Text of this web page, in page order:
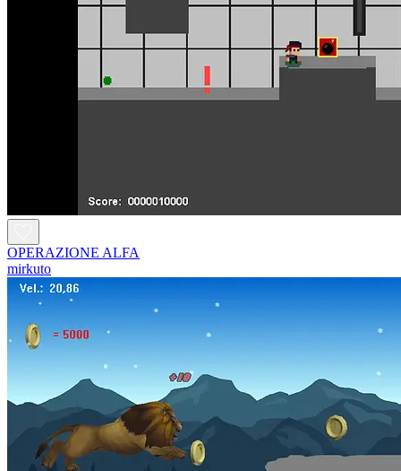
OPERAZIONE ALFA
mirkuto